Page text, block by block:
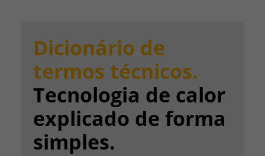
Dicionário de
termos técnicos.
Tecnologia de calor
explicado de forma
simples.